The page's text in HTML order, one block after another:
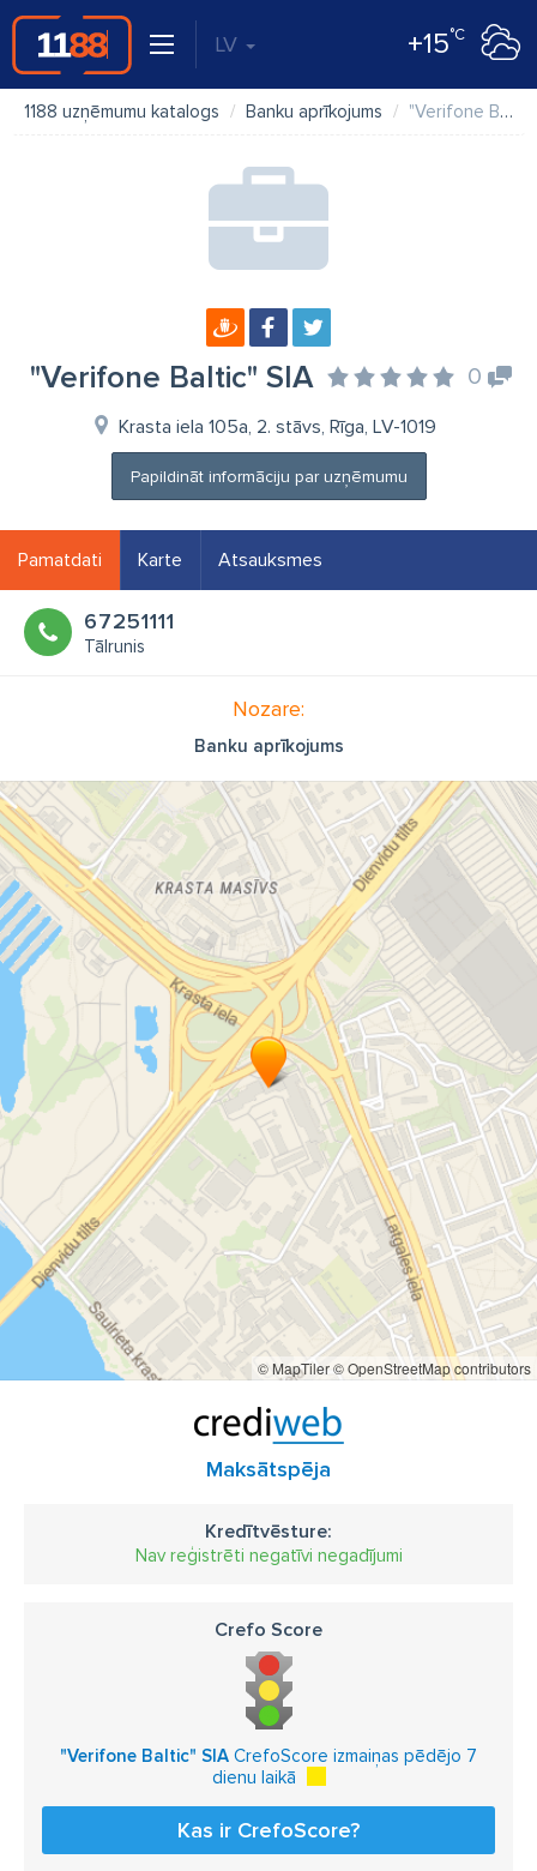
LV +15°C
1188 uzņēmumu katalogs Banku aprīkojums "Verifone Baltic" SIA
"Verifone Baltic" SIA 0
Krasta iela 105a, 2. stāvs, Rīga, LV-1019
Papildināt informāciju par uzņēmumu
Pamatdati Karte Atsauksmes
67251111
Tālrunis
Nozare:
Banku aprīkojums
© MapTiler© OpenStreetMap contributors
Maksātspēja
Kredītvēsture:
Nav reģistrēti negatīvi negadījumi
Crefo Score
"Verifone Baltic" SIA CrefoScore izmaiņas pēdējo 7
dienu laikā
Kas ir CrefoScore?